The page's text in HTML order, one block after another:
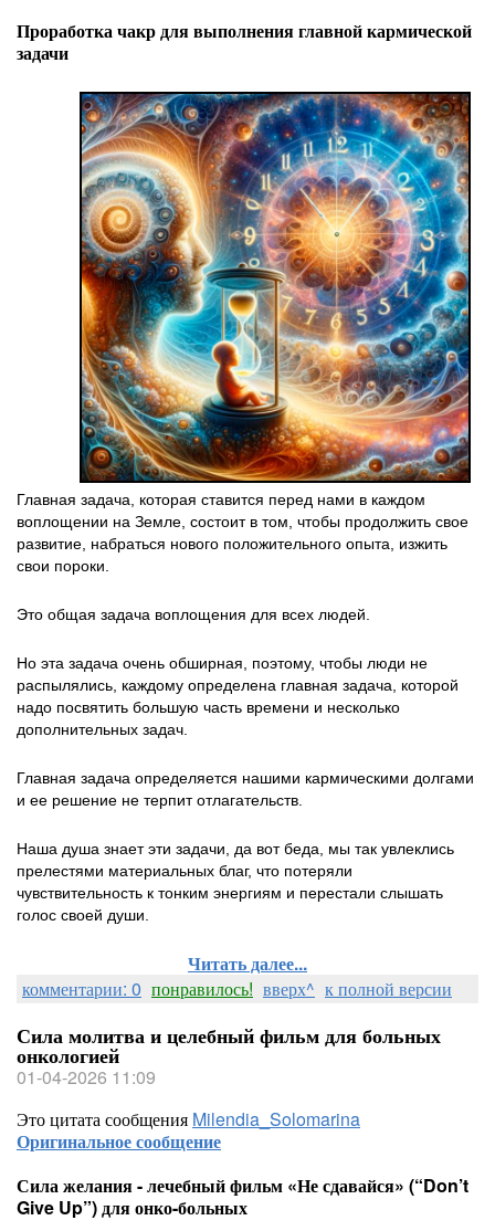
Проработка чакр для выполнения главной кармической
задачи
Главная задача, которая ставится перед нами в каждом
воплощении на Земле, состоит в том, чтобы продолжить свое
развитие, набраться нового положительного опыта, изжить
свои пороки.
Это общая задача воплощения для всех людей.
Но эта задача очень обширная, поэтому, чтобы люди не
распылялись, каждому определена главная задача, которой
надо посвятить большую часть времени и несколько
дополнительных задач.
Главная задача определяется нашими кармическими долгами
и ее решение не терпит отлагательств.
Наша душа знает эти задачи, да вот беда, мы так увлеклись
прелестями материальных благ, что потеряли
чувствительность к тонким энергиям и перестали слышать
голос своей души.
Читать далее...
комментарии: 0 понравилось! вверх^ к полной версии
Сила молитва и целебный фильм для больных
онкологией
01-04-2026 11:09
Это цитата сообщения Milendia_Solomarina
Оригинальное сообщение
Сила желания - лечебный фильм «Не сдавайся» (“Don’t
Give Up”) для онко-больных